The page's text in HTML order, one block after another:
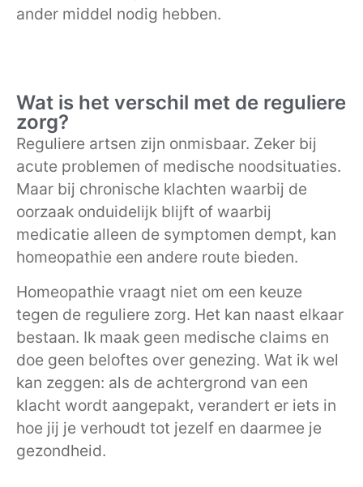
ander middel nodig hebben.
Wat is het verschil met de reguliere
zorg?
Reguliere artsen zijn onmisbaar. Zeker bij
acute problemen of medische noodsituaties.
Maar bij chronische klachten waarbij de
oorzaak onduidelijk blijft of waarbij
medicatie alleen de symptomen dempt, kan
homeopathie een andere route bieden.
Homeopathie vraagt niet om een keuze
tegen de reguliere zorg. Het kan naast elkaar
bestaan. Ik maak geen medische claims en
doe geen beloftes over genezing. Wat ik wel
kan zeggen: als de achtergrond van een
klacht wordt aangepakt, verandert er iets in
hoe jij je verhoudt tot jezelf en daarmee je
gezondheid.